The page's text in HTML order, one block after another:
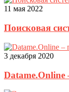
11 мая 2022
Поисковая
3 декабря 2020
Datame.Online